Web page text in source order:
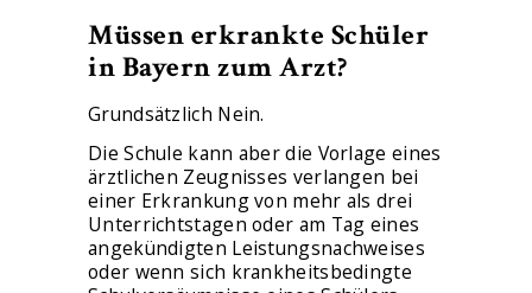
Müssen erkrankte Schüler
in Bayern zum Arzt?
Grundsätzlich Nein.
Die Schule kann aber die Vorlage eines
ärztlichen Zeugnisses verlangen bei
einer Erkrankung von mehr als drei
Unterrichtstagen oder am Tag eines
angekündigten Leistungsnachweises
oder wenn sich krankheitsbedingte